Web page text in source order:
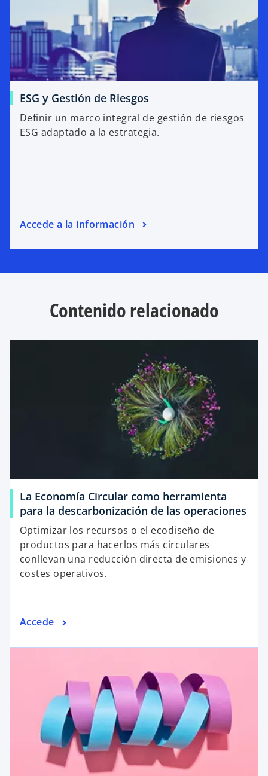
ESG y Gestión de Riesgos
Definir un marco integral de gestión de riesgos
ESG adaptado a la estrategia.
Accede a la información
Contenido relacionado
La Economía Circular como herramienta
para la descarbonización de las operaciones
Optimizar los recursos o el ecodiseño de
productos para hacerlos más circulares
conllevan una reducción directa de emisiones y
costes operativos.
Accede